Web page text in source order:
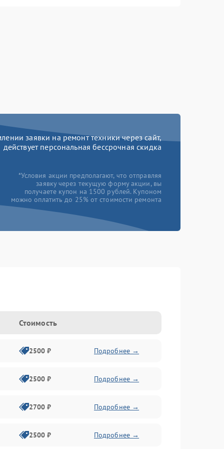
заявки на ремонт техники через сайт,
действует персональная бессрочная скидка
*Условия акции предполагают, что отправляя
заявку через текущую форму акции, вы
получаете купон на 1500 рублей. Купоном
можно оплатить до 25% от стоимости ремонта
Стоимость
2500 ₽ Подробнее →
2500 ₽ Подробнее →
2700 ₽ Подробнее →
2500 ₽ Подробнее →